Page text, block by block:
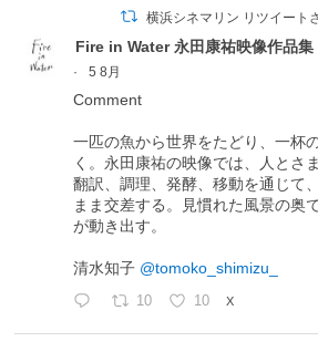
横浜シネマリン リツイート
Fire in Water 永田康祐映像作品集
·
5 8月
Comment
一匹の魚から世界をたどり、一杯
く。永田康祐の映像では、人とさ
翻訳、調理、発酵、移動を通じて
まま交差する。見慣れた風景の奥
が動き出す。
清水知子 @tomoko_shimizu_
10 10 X